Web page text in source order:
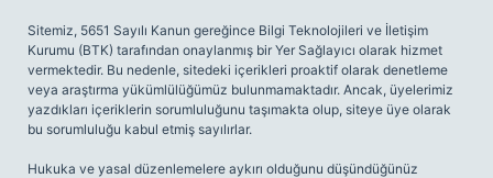
Sitemiz, 5651 Sayılı Kanun gereğince Bilgi Teknolojileri ve İletişim
Kurumu (BTK) tarafından onaylanmış bir Yer Sağlayıcı olarak hizmet
vermektedir. Bu nedenle, sitedeki içerikleri proaktif olarak denetleme
veya araştırma yükümlülüğümüz bulunmamaktadır. Ancak, üyelerimiz
yazdıkları içeriklerin sorumluluğunu taşımakta olup, siteye üye olarak
bu sorumluluğu kabul etmiş sayılırlar.
Hukuka ve yasal düzenlemelere aykırı olduğunu düşündüğünüz